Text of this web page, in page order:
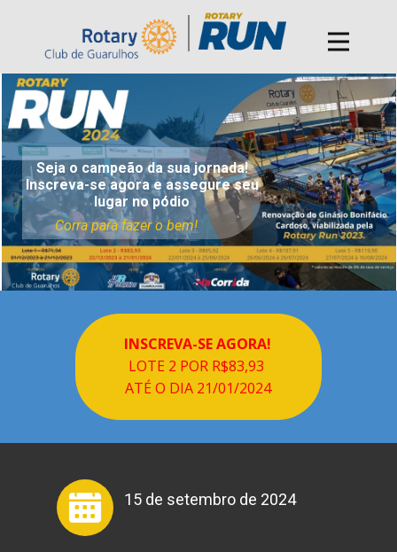
Seja o campeão da sua jornada!
Inscreva-se agora e assegure seu
lugar no pód​io
Corra para f​azer o bem!
INSCREVA-SE AGORA!
LOTE 2 POR R$83,93
ATÉ O DIA 21/01/2024
15 de setembro de 2024